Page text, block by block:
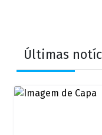
Últimas